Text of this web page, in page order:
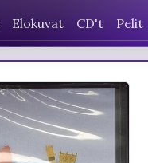
Elokuvat CD't Pelit